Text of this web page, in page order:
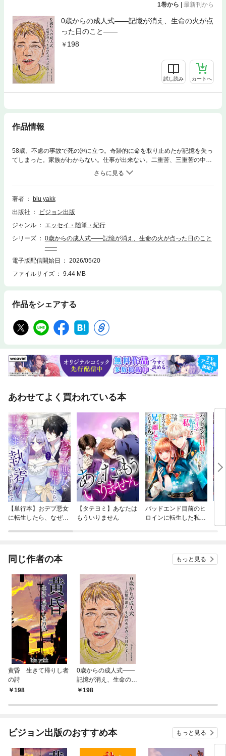
1巻から | 最新刊から
0歳からの成人式――記憶が消え、生命の火が点
った日のこと――
198
試し読み カートへ
作品情報
58歳、不慮の事故で死の淵に立つ。奇跡的に命を取り止めたが記憶を失っ
てしまった。家族がわからない。仕事が出来ない。二重苦、三重苦の中
で、それでも生きることを選んだ。凄絶な経験を経た著者の心の叫びが共
著者
blu yakk
出版社
ビジョン出版
ジャンル
エッセイ・随筆・紀行
シリーズ
0歳からの成人式――記憶が消え、生命の火が点った日のこと
――
電子版配信開始日
2026/05/20
ファイルサイズ
9.44 MB
作品をシェアする
あわせてよく買われている本
【単行本】おデブ悪女
に転生したら、なぜか
【タテヨミ】あなたは
もういりません
バッドエンド目前のヒ
ロインに転生した私、
同じ作者の本 もっと見る
黄昏 生きて帰りし者
の詩
198
0歳からの成人式――
記憶が消え、生命の火
が点った日のこと――
198
ビジョン出版のおすすめ本 もっと見る